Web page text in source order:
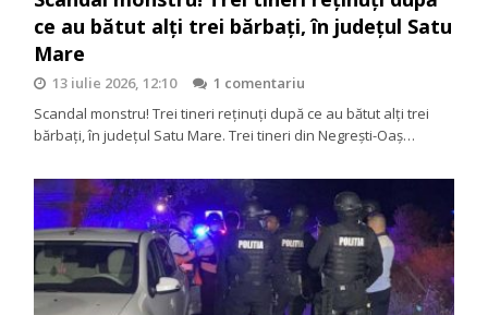
ce au bătut alți trei bărbați, în județul Satu
Mare
13 iulie 2026, 12:10
1 comentariu
Scandal monstru! Trei tineri reținuți după ce au bătut alți trei
bărbați, în județul Satu Mare. Trei tineri din Negrești-Oaș…